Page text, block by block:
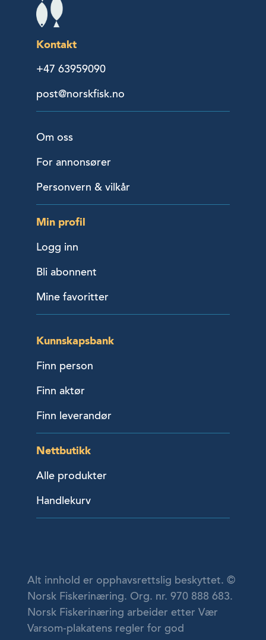
Kontakt
+47 63959090
post@norskfisk.no
Om oss
For annonsører
Personvern & vilkår
Min profil
Logg inn
Bli abonnent
Mine favoritter
Kunnskapsbank
Finn person
Finn aktør
Finn leverandør
Nettbutikk
Alle produkter
Handlekurv
Alt innhold er opphavsrettslig beskyttet. ©
Norsk Fiskerinæring. Org. nr. 970 888 683.
Norsk Fiskerinæring arbeider etter Vær
Varsom-plakatens regler for god